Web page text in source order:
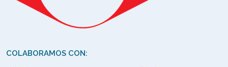
COLABORAMOS CON: